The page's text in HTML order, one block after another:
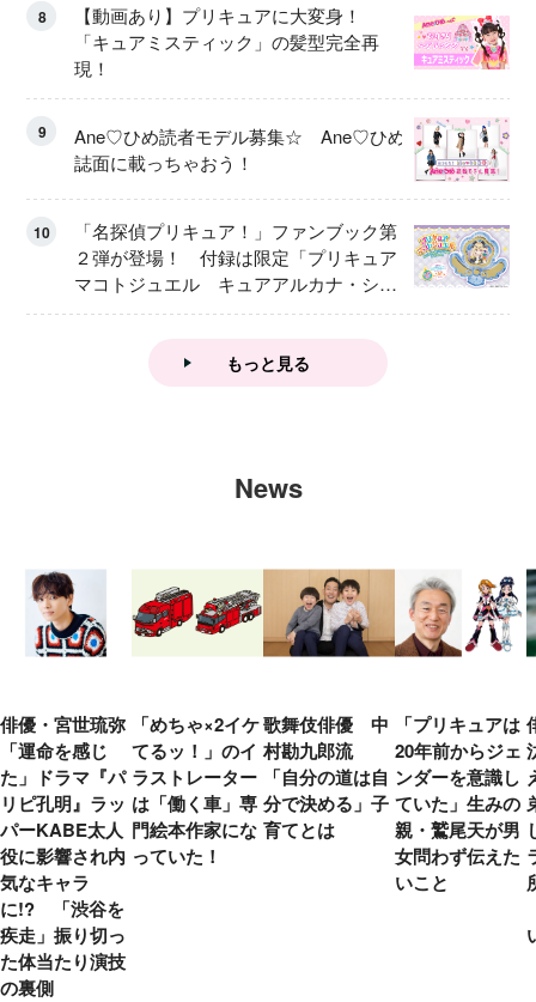
8
【動画あり】プリキュアに大変身！
「キュアミスティック」の髪型完全再
現！
9
Ane♡ひめ読者モデル募集☆ Ane♡ひめ
誌面に載っちゃおう！
10
「名探偵プリキュア！」ファンブック第
２弾が登場！ 付録は限定「プリキュア
マコトジュエル キュアアルカナ・シャ
ドウ アイスver.」 キュアエクレールを
もっと見る
News
俳優・宮世琉弥
「運命を感じ
た」ドラマ『パ
リピ孔明』ラッ
パーKABE太人
役に影響され内
気なキャラ
に!? 「渋谷を
疾走」振り切っ
た体当たり演技
の裏側
「めちゃ×2イケ
てるッ！」のイ
ラストレーター
は「働く車」専
門絵本作家にな
っていた！
歌舞伎俳優 中
村勘九郎流
「自分の道は自
分で決める」子
育てとは
「プリキュアは
20年前からジェ
ンダーを意識し
ていた」生みの
親・鷲尾天が男
女問わず伝えた
いこと